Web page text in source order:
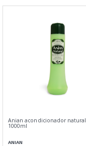
Anian acondicionador natural
1000ml
ANIAN